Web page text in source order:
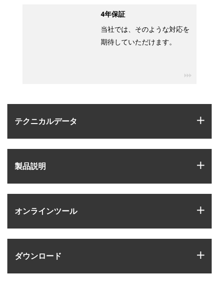
テクニカルデータ
製品説明
オンラインツール
ダウンロード
4年保証
当社では、そのような対応を
期待していただけます。